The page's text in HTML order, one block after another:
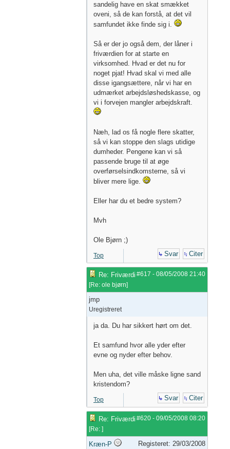
sandelig have en skat smækket
oveni, så de kan forstå, at det vil
samfundet ikke finde sig i.
Så er der jo også dem, der låner i
friværdien for at starte en
virksomhed. Hvad er det nu for
noget pjat! Hvad skal vi med alle
disse igangsættere, når vi har en
udmærket arbejdsløshedskasse, og
vi i forvejen mangler arbejdskraft.
Næh, lad os få nogle flere skatter,
så vi kan stoppe den slags utidige
dumheder. Pengene kan vi så
passende bruge til at øge
overførselsindkomsterne, så vi
bliver mere lige.
Eller har du et bedre system?
Mvh
Ole Bjørn ;)
Top Svar Citer
#617 - 08/05/2008 21:40
Re: Friværdi
[Re: ole bjørn]
jmp
Uregistreret
ja da. Du har sikkert hørt om det.
Et samfund hvor alle yder efter
evne og nyder efter behov.
Men uha, det ville måske ligne sand
kristendom?
Top Svar Citer
#620 - 09/05/2008 08:20
Re: Friværdi
[Re: ]
Kræn-P
Registeret: 29/03/2008